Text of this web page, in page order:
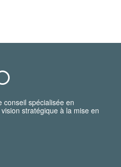
conseil spécialisée en
stratégique à la mise en